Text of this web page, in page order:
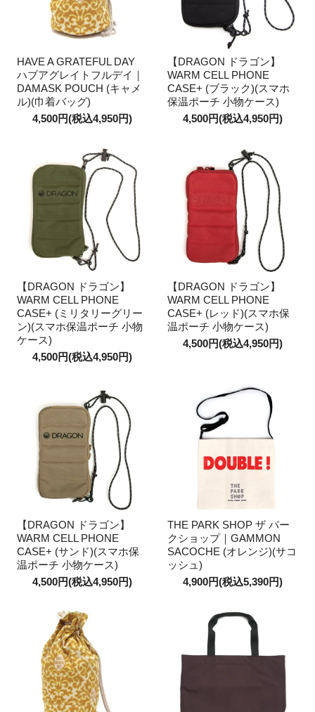
HAVE A GRATEFUL DAY
ハブアグレイトフルデイ｜
DAMASK POUCH (キャメ
ル)(巾着バッグ)
4,500円(税込4,950円)
【DRAGON ドラゴン】
WARM CELL PHONE
CASE+ (ブラック)(スマホ
保温ポーチ 小物ケース)
4,500円(税込4,950円)
【DRAGON ドラゴン】
WARM CELL PHONE
CASE+ (ミリタリーグリー
ン)(スマホ保温ポーチ 小物
ケース)
4,500円(税込4,950円)
【DRAGON ドラゴン】
WARM CELL PHONE
CASE+ (レッド)(スマホ保
温ポーチ 小物ケース)
4,500円(税込4,950円)
【DRAGON ドラゴン】
WARM CELL PHONE
CASE+ (サンド)(スマホ保
温ポーチ 小物ケース)
4,500円(税込4,950円)
THE PARK SHOP ザ パー
クショップ｜GAMMON
SACOCHE (オレンジ)(サコ
ッシュ)
4,900円(税込5,390円)